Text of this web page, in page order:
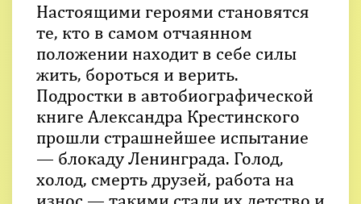
Настоящими героями становятся
те, кто в самом отчаянном
положении находит в себе силы
жить, бороться и верить.
Подростки в автобиографической
книге Александра Крестинского
прошли страшнейшее испытание
— блокаду Ленинграда. Голод,
холод, смерть друзей, работа на